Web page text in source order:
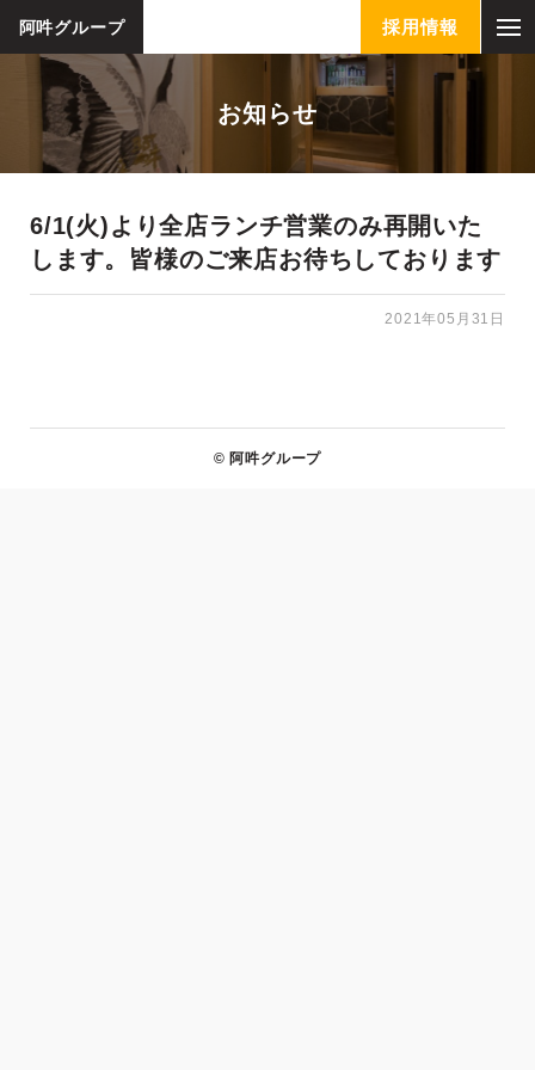
阿吽グループ 採用情報
お知らせ
6/1(火)より全店ランチ営業のみ再開いた
します。皆様のご来店お待ちしております
2021年05月31日
© 阿吽グループ